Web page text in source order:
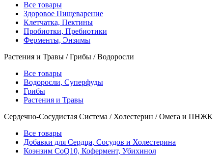
Все товары
Здоровое Пищеварение
Клетчатка, Пектины
Пробиотки, Пребиотики
Ферменты, Энзимы
Растения и Травы / Грибы / Водоросли
Все товары
Водоросли, Суперфуды
Грибы
Растения и Травы
Сердечно-Сосудистая Система / Холестерин / Омега и ПНЖК
Все товары
Добавки для Сердца, Сосудов и Холестерина
Коэнзим CoQ10, Кофермент, Убихинол